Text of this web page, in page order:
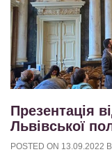
Презентація
Львівської
POSTED ON 13.09.2022